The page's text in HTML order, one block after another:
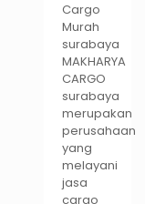
Cargo
Murah
surabaya
MAKHARYA
CARGO
surabaya
merupakan
perusahaan
yang
melayani
jasa
cargo